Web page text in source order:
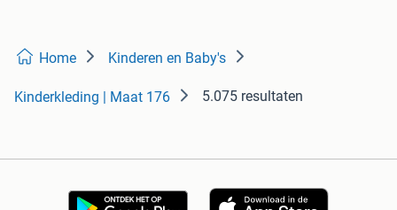
Home Kinderen en Baby's
Kinderkleding | Maat 176 5.075 resultaten